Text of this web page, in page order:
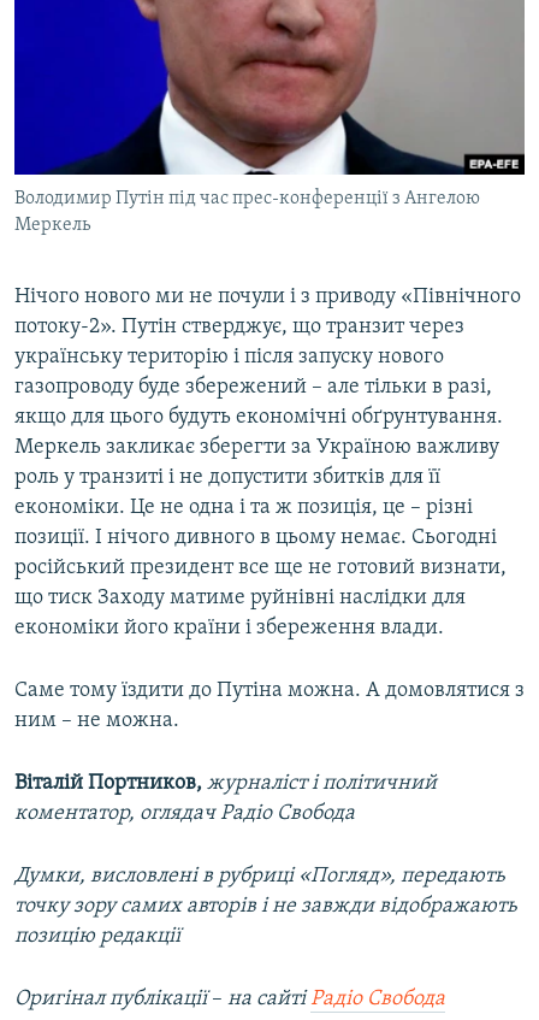
Володимир Путін під час прес-конференції з Ангелою
Меркель
Нічого нового ми не почули і з приводу «Північного
потоку-2». Путін стверджує, що транзит через
українську територію і після запуску нового
газопроводу буде збережений – але тільки в разі,
якщо для цього будуть економічні обґрунтування.
Меркель закликає зберегти за Україною важливу
роль у транзиті і не допустити збитків для її
економіки. Це не одна і та ж позиція, це – різні
позиції. І нічого дивного в цьому немає. Сьогодні
російський президент все ще не готовий визнати,
що тиск Заходу матиме руйнівні наслідки для
економіки його країни і збереження влади.
Саме тому їздити до Путіна можна. А домовлятися з
ним – не можна.
Віталій Портников, журналіст і політичний
коментатор, оглядач Радіо Свобода
Думки, висловлені в рубриці «Погляд», передають
точку зору самих авторів і не завжди відображають
позицію редакції
Оригінал публікації–​ на сайтіРадіо Свобода